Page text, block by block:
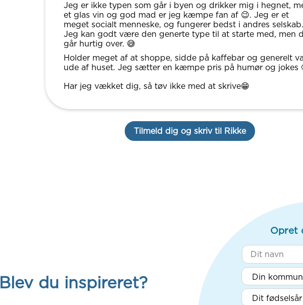
Jeg er ikke typen som går i byen og drikker mig i hegnet,
et glas vin og god mad er jeg kæmpe fan af 😉. Jeg er et
meget socialt menneske, og fungerer bedst i andres selskab.
Jeg kan godt være den generte type til at starte med, men
går hurtig over. 😅
Holder meget af at shoppe, sidde på kaffebar og generelt
ude af huset. Jeg sætter en kæmpe pris på humør og jokes
Har jeg vækket dig, så tøv ikke med at skrive😁
Tilmeld dig og skriv til Rikke
Blev du inspireret?
Opret